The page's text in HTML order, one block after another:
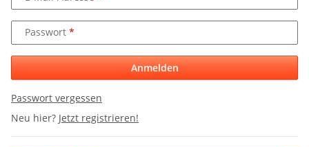
Passwort
Anmelden
Passwort vergessen
Neu hier? Jetzt registrieren!